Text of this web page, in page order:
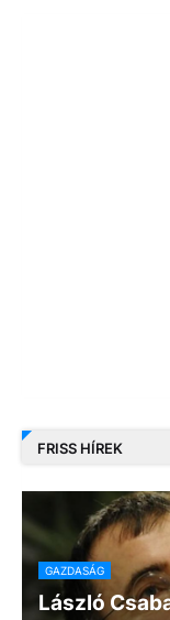
FRISS HÍREK
GAZDASÁG
László